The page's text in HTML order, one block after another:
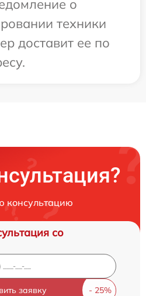
о
техники
доставит ее по
консультацию
со
заявку